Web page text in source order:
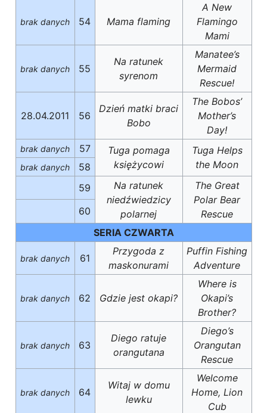
brak danych 54 Mama flaming
A New
Flamingo
Mami
brak danych 55
Na ratunek
syrenom
Manatee’s
Mermaid
Rescue!
28.04.2011 56
Dzień matki braci
Bobo
The Bobos’
Mother’s
Day!
brak danych 57
Tuga pomaga
księżycowi
Tuga Helps
the Moon
brak danych
58
59
Na ratunek
niedźwiedzicy
polarnej
The Great
Polar Bear
Rescue
60
SERIA CZWARTA
brak danych 61
Przygoda z
maskonurami
Puffin Fishing
Adventure
brak danych 62 Gdzie jest okapi?
Where is
Okapi’s
Brother?
brak danych 63
Diego ratuje
orangutana
Diego’s
Orangutan
Rescue
brak danych 64
Witaj w domu
lewku
Welcome
Home, Lion
Cub